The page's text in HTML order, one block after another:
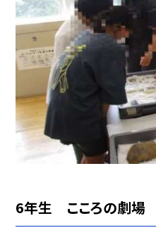
6年生 こころの劇場